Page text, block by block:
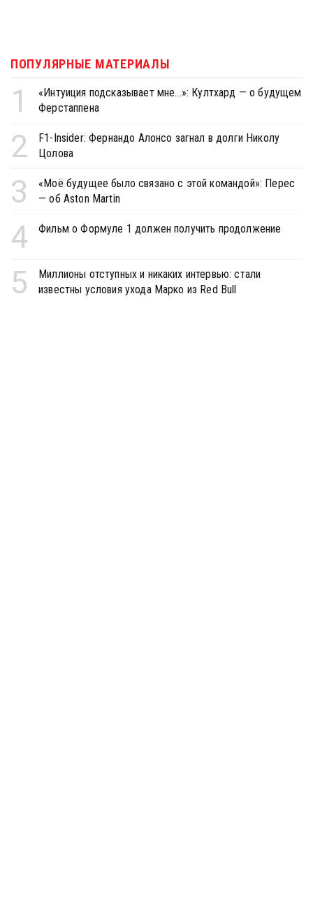
ПОПУЛЯРНЫЕ МАТЕРИАЛЫ
1
«Интуиция подсказывает мне...»: Култхард — о будущем
Ферстаппена
2
F1-Insider: Фернандо Алонсо загнал в долги Николу
Цолова
3
«Моё будущее было связано с этой командой»: Перес
— об Aston Martin
4 Фильм о Формуле 1 должен получить продолжение
5
Миллионы отступных и никаких интервью: стали
известны условия ухода Марко из Red Bull